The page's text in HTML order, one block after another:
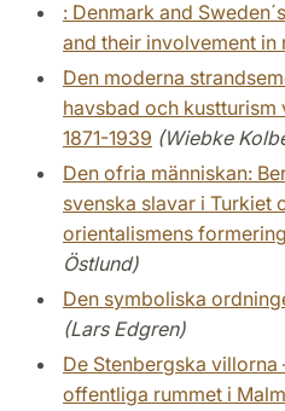
: Denmark and
and their involvement
Den moderna
havsbad och
1871-1939 (Wiebke
Den ofria människan:
svenska slavar i Turkiet
orientalismens
Östlund)
Den symboliska
(Lars Edgren)
De Stenbergska
offentliga rummet i